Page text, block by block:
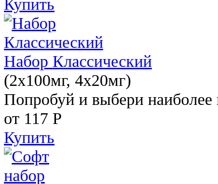
Набор Классический
(2x100мг, 4x20мг)
Попробуй и выбери наиболее
от 117 Р
Купить